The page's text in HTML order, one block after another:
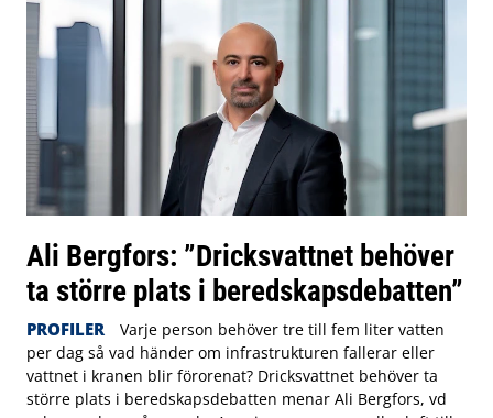
Ali Bergfors: ”Dricksvattnet behöver
ta större plats i beredskapsdebatten”
PROFILER
Varje person behöver tre till fem liter vatten
per dag så vad händer om infrastrukturen fallerar eller
vattnet i kranen blir förorenat? Dricksvattnet behöver ta
större plats i beredskapsdebatten menar Ali Bergfors, vd